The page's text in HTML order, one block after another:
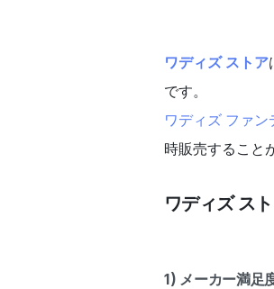
ワディズ ストア
です。
ワディズ ファ
時販売すること
ワディズ ス
1) メーカー満足